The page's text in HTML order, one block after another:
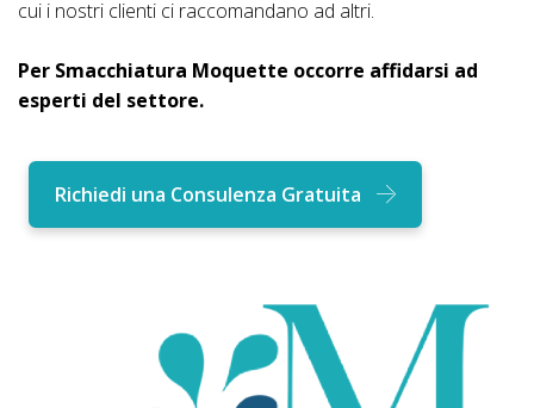
cui i nostri clienti ci raccomandano ad altri.
Per Smacchiatura Moquette occorre affidarsi ad
esperti del settore.
Richiedi una Consulenza Gratuita